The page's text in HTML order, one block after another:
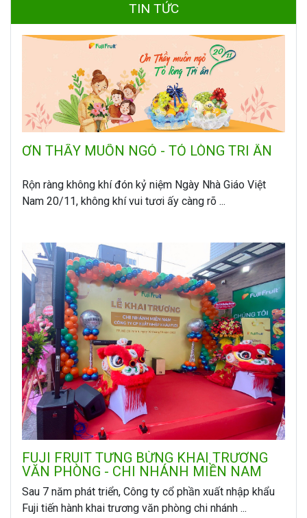
TIN TỨC
ƠN THẦY MUỐN NGỎ - TỎ LÒNG TRI ÂN
Rộn ràng không khí đón kỷ niệm Ngày Nhà Giáo Việt
Nam 20/11, không khí vui tươi ấy càng rõ ...
FUJI FRUIT TƯNG BỪNG KHAI TRƯƠNG
VĂN PHÒNG - CHI NHÁNH MIỀN NAM
Sau 7 năm phát triển, Công ty cổ phần xuất nhập khẩu
Fuji tiến hành khai trương văn phòng chi nhánh ...